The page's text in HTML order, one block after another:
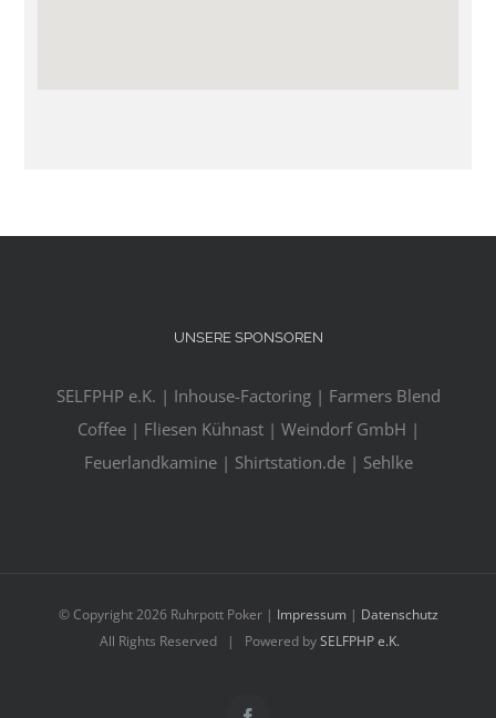
UNSERE SPONSOREN
SELFPHP e.K. | Inhouse-Factoring | Farmers Blend
Coffee | Fliesen Kühnast | Weindorf GmbH |
Feuerlandkamine | Shirtstation.de | Sehlke
© Copyright2026 Ruhrpott Poker | Impressum | Datenschutz
All Rights Reserved | Powered bySELFPHP e.K.